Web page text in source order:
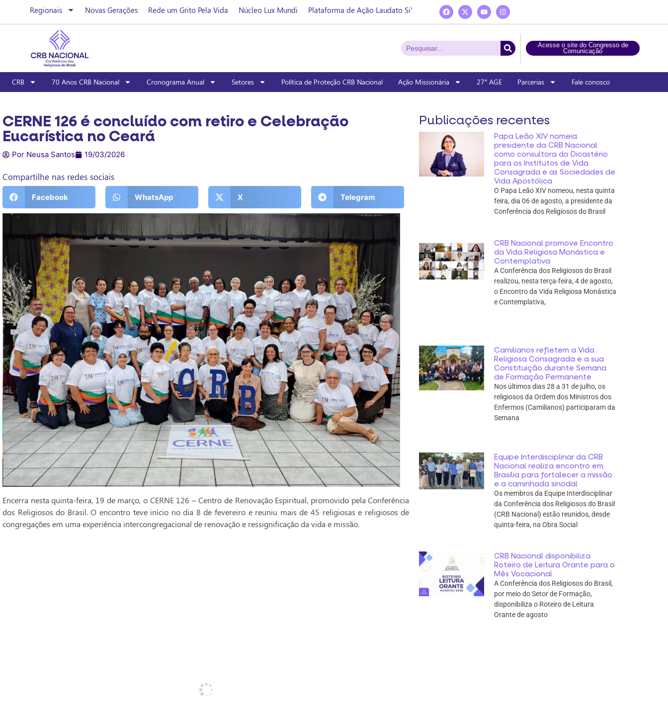
Regionais Novas Gerações Rede um Grito Pela Vida Núcleo Lux Mundi Plataforma de Ação Laudato Si’
Acesse o site do Congresso de
Comunicação
CRB 70 Anos CRB Nacional Cronograma Anual Setores Política de Proteção CRB Nacional Ação Missionária 27° AGE Parcerias Fale conosco
CERNE 126 é concluído com retiro e Celebração
Eucarística no Ceará
Por Neusa Santos 19/03/2026
Compartilhe nas redes sociais
Facebook WhatsApp X Telegram
Encerra nesta quinta-feira, 19 de março, o CERNE 126 – Centro de Renovação Espiritual, promovido pela Conferência
dos Religiosos do Brasil. O encontro teve início no dia 8 de fevereiro e reuniu mais de 45 religiosas e religiosos de
congregações em uma experiência intercongregacional de renovação e ressignificação da vida e missão.
Publicações recentes
Papa Leão XIV nomeia
presidente da CRB Nacional
como consultora do Dicastério
para os Institutos de Vida
Consagrada e as Sociedades de
Vida Apostólica
O Papa Leão XIV nomeou, nesta quinta
feira, dia 06 de agosto, a presidente da
Conferência dos Religiosos do Brasil
CRB Nacional promove Encontro
da Vida Religiosa Monástica e
Contemplativa
A Conferência dos Religiosos do Brasil
realizou, nesta terça-feira, 4 de agosto,
o Encontro da Vida Religiosa Monástica
e Contemplativa,
Camilianos refletem a Vida
Religiosa Consagrada e a sua
Constituição durante Semana
de Formação Permanente
Nos últimos dias 28 a 31 de julho, os
religiosos da Ordem dos Ministros dos
Enfermos (Camilianos) participaram da
Semana
Equipe Interdisciplinar da CRB
Nacional realiza encontro em
Brasília para fortalecer a missão
e a caminhada sinodal
Os membros da Equipe Interdisciplinar
da Conferência dos Religiosos do Brasil
(CRB Nacional) estão reunidos, desde
quinta-feira, na Obra Social
CRB Nacional disponibiliza
Roteiro de Leitura Orante para o
Mês Vocacional
A Conferência dos Religiosos do Brasil,
por meio do Setor de Formação,
disponibiliza o Roteiro de Leitura
Orante de agosto